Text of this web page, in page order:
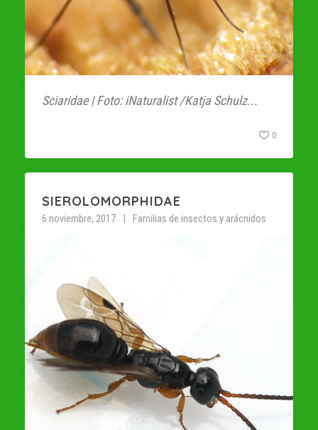
Sciaridae | Foto: iNaturalist /Katja Schulz...
0
SIEROLOMORPHIDAE
6 noviembre, 2017 Familias de insectos y arácnidos